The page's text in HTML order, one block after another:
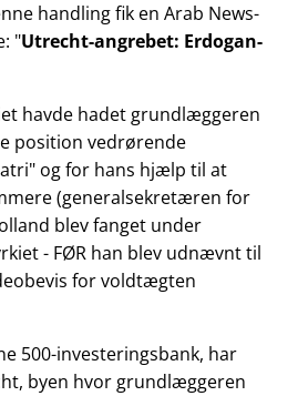
handling fik en Arab News-
Utrecht-angrebet: Erdogan-
havde hadet grundlæggeren
position vedrørende
og for hans hjælp til at
(generalsekretæren for
blev fanget under
- FØR han blev udnævnt til
for voldtægten
500-investeringsbank, har
byen hvor grundlæggeren